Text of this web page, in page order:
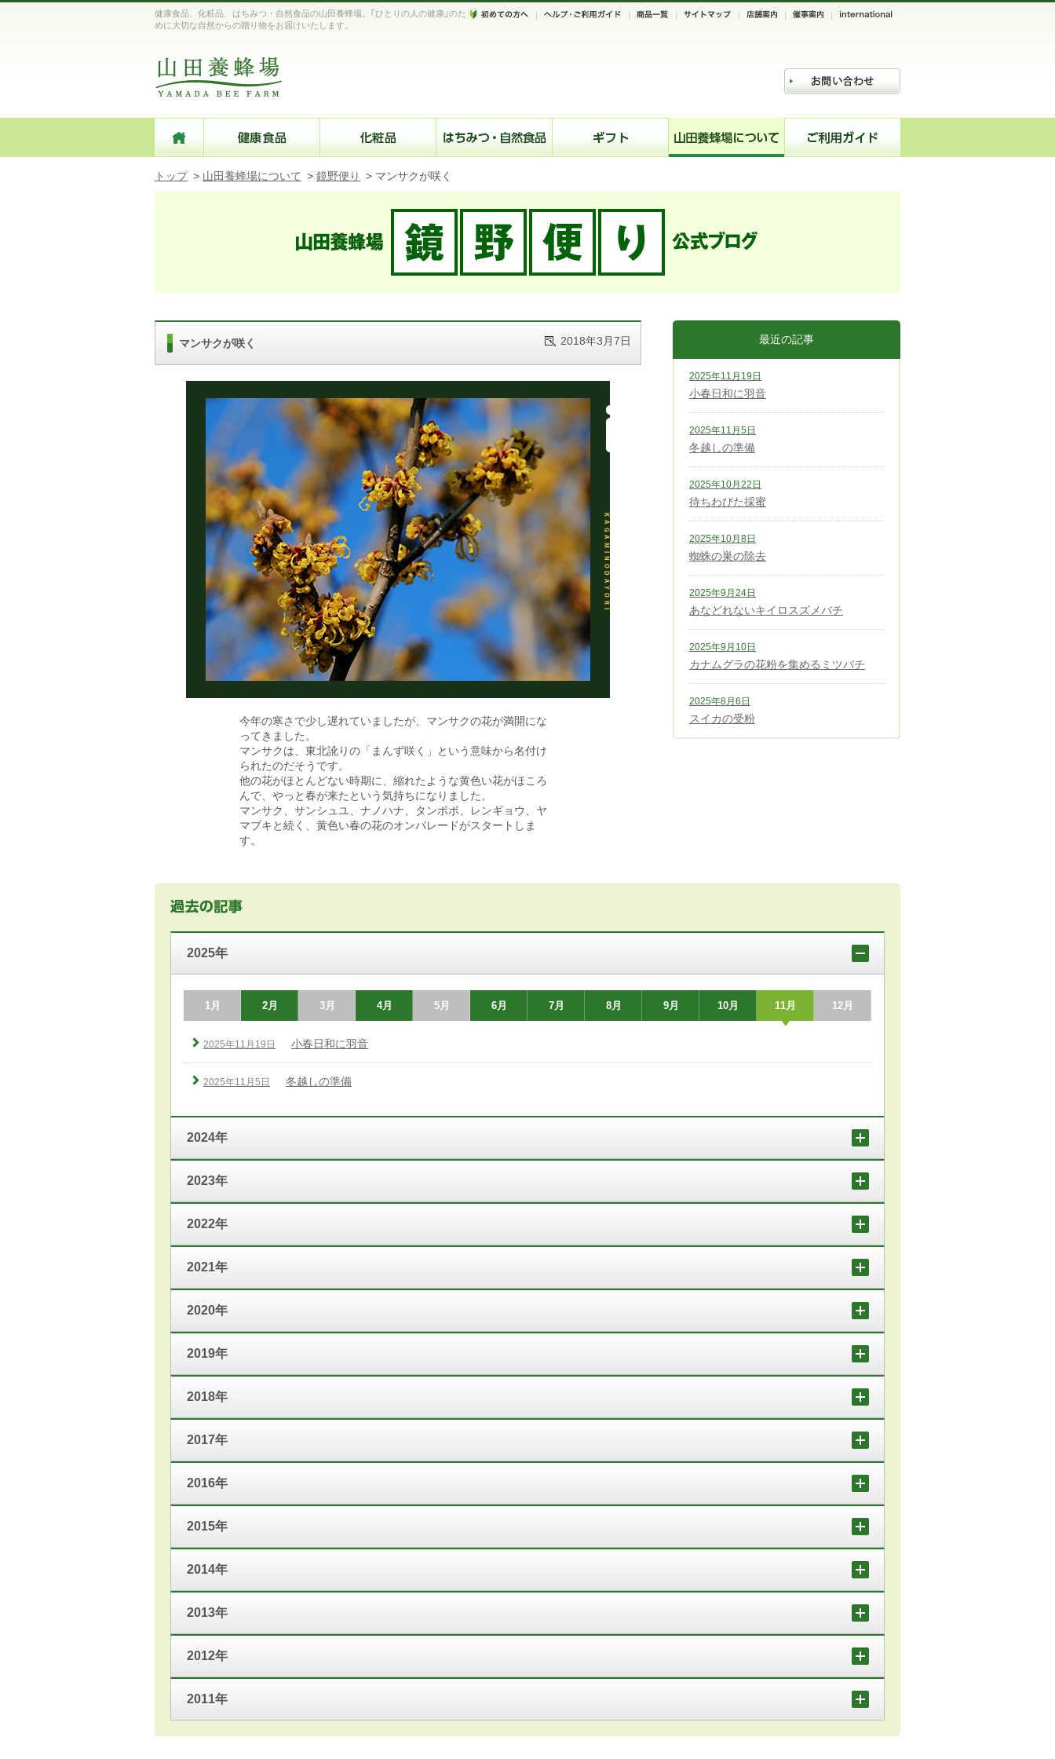
健康食品、化粧品、はちみつ・自然食品の山田養蜂場。｢ひとりの人の健康｣のた
めに大切な自然からの贈り物をお届けいたします。
トップ > 山田養蜂場について > 鏡野便り > マンサクが咲く
マンサクが咲く 2018年3月7日
今年の寒さで少し遅れていましたが、マンサクの花が満開にな
ってきました。
マンサクは、東北訛りの「まんず咲く」という意味から名付け
られたのだそうです。
他の花がほとんどない時期に、縮れたような黄色い花がほころ
んで、やっと春が来たという気持ちになりました。
マンサク、サンシュユ、ナノハナ、タンポポ、レンギョウ、ヤ
マブキと続く、黄色い春の花のオンパレードがスタートしま
す。
最近の記事
2025年11月19日
小春日和に羽音
2025年11月5日
冬越しの準備
2025年10月22日
待ちわびた採蜜
2025年10月8日
蜘蛛の巣の除去
2025年9月24日
あなどれないキイロスズメバチ
2025年9月10日
カナムグラの花粉を集めるミツバチ
2025年8月6日
スイカの受粉
2025年
1月 2月 3月 4月 5月 6月 7月 8月 9月 10月 11月 12月
2025年11月19日 小春日和に羽音
2025年11月5日 冬越しの準備
2024年
2023年
2022年
2021年
2020年
2019年
2018年
2017年
2016年
2015年
2014年
2013年
2012年
2011年